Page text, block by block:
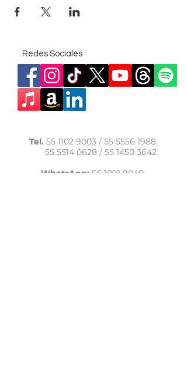
Redes Sociales
Tel. 55 1102 9003 / 55 5556 1988
55 5514 0628/ 55 1450 3642
WhatsApp: 56 1091 9040